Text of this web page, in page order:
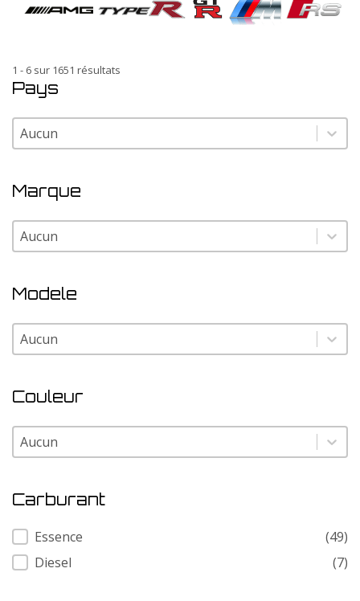
1 - 6 sur 1651 résultats
Pays
Pays
Pays
Marque
Marque
Marque
Modele
Modele
Modele
Couleur
Couleur
Couleur
Carburant
Carburant
Essence
(49)
Diesel
(7)